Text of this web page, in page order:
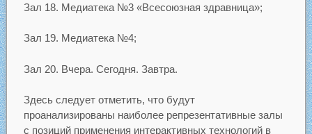
Зал 18. Медиатека №3 «Всесоюзная здравница»;
Зал 19. Медиатека №4;
Зал 20. Вчера. Сегодня. Завтра.
Здесь следует отметить, что будут
проанализированы наиболее репрезентативные залы
с позиций применения интерактивных технологий в